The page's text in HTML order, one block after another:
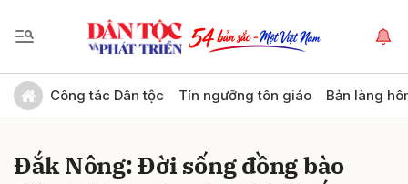
Công tác Dân tộc Tín ngưỡng tôn giáo Bản làng
Đắk Nông: Đời sống đồng bào
Gửi bình luận